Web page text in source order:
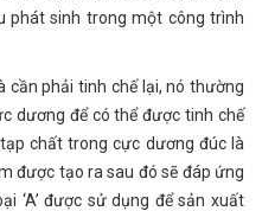
phát sinh trong một công trình
cần phải tinh chế lại, nó thường
dương để có thể được tinh chế
chất trong cực dương đúc là
được tạo ra sau đó sẽ đáp ứng
‘A’ được sử dụng để sản xuất